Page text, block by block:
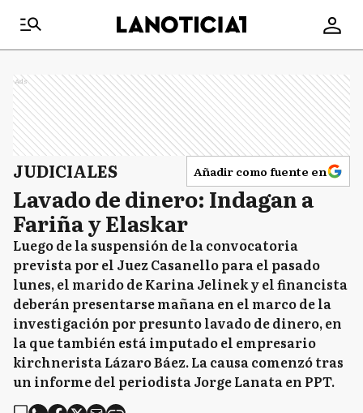
Ads
JUDICIALES Añadir como fuente en
Lavado de dinero: Indagan a
Fariña y Elaskar
Luego de la suspensión de la convocatoria
prevista por el Juez Casanello para el pasado
lunes, el marido de Karina Jelinek y el financista
deberán presentarse mañana en el marco de la
investigación por presunto lavado de dinero, en
la que también está imputado el empresario
kirchnerista Lázaro Báez. La causa comenzó tras
un informe del periodista Jorge Lanata en PPT.